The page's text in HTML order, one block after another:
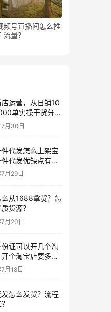
频号直播间怎么推
流量？
运营，从日销10
单实操干货分
月30日
代发怎么上架宝
件代发优缺点有哪
月29日
么从1688拿货？怎
货源？
月20日
证可以开几个淘
个淘宝店要多少
月18日
怎么发货？流程